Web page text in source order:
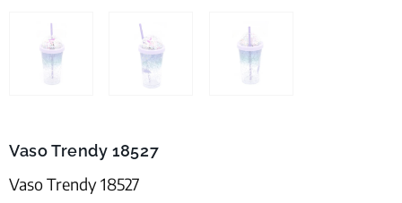
Vaso Trendy 18527
Vaso Trendy 18527